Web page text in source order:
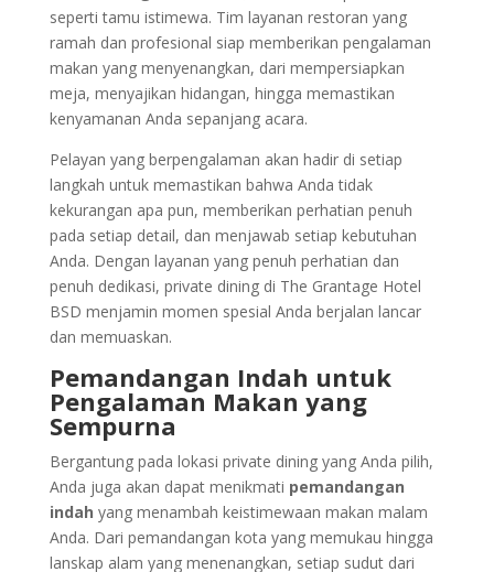
seperti tamu istimewa. Tim layanan restoran yang
ramah dan profesional siap memberikan pengalaman
makan yang menyenangkan, dari mempersiapkan
meja, menyajikan hidangan, hingga memastikan
kenyamanan Anda sepanjang acara.
Pelayan yang berpengalaman akan hadir di setiap
langkah untuk memastikan bahwa Anda tidak
kekurangan apa pun, memberikan perhatian penuh
pada setiap detail, dan menjawab setiap kebutuhan
Anda. Dengan layanan yang penuh perhatian dan
penuh dedikasi, private dining di The Grantage Hotel
BSD menjamin momen spesial Anda berjalan lancar
dan memuaskan.
Pemandangan Indah untuk
Pengalaman Makan yang
Sempurna
Bergantung pada lokasi private dining yang Anda pilih,
Anda juga akan dapat menikmati pemandangan
indah yang menambah keistimewaan makan malam
Anda. Dari pemandangan kota yang memukau hingga
lanskap alam yang menenangkan, setiap sudut dari